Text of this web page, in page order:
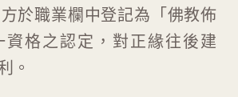
於職業欄中登記為「佛教佈
資格之認定，對正緣往後建
。